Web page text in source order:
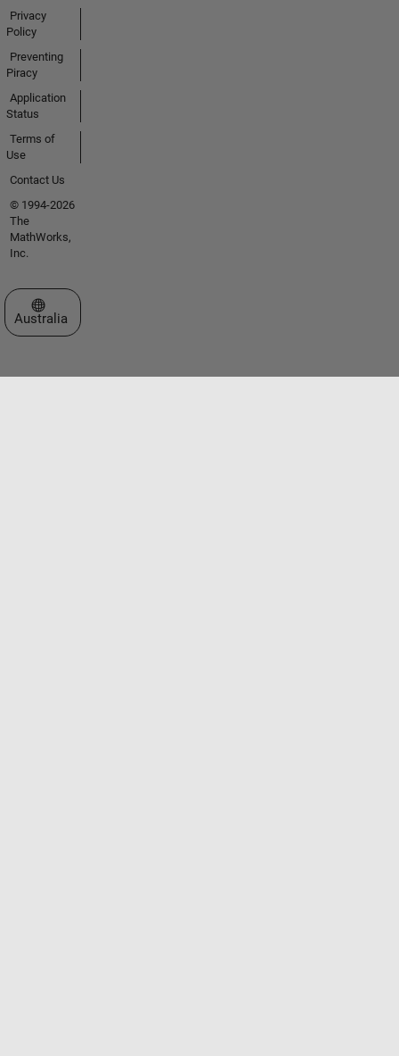
Privacy
Policy
Preventing
Piracy
Application
Status
Terms of
Use
Contact Us
© 1994-2026
The
MathWorks,
Inc.
Select a Web Site
Australia